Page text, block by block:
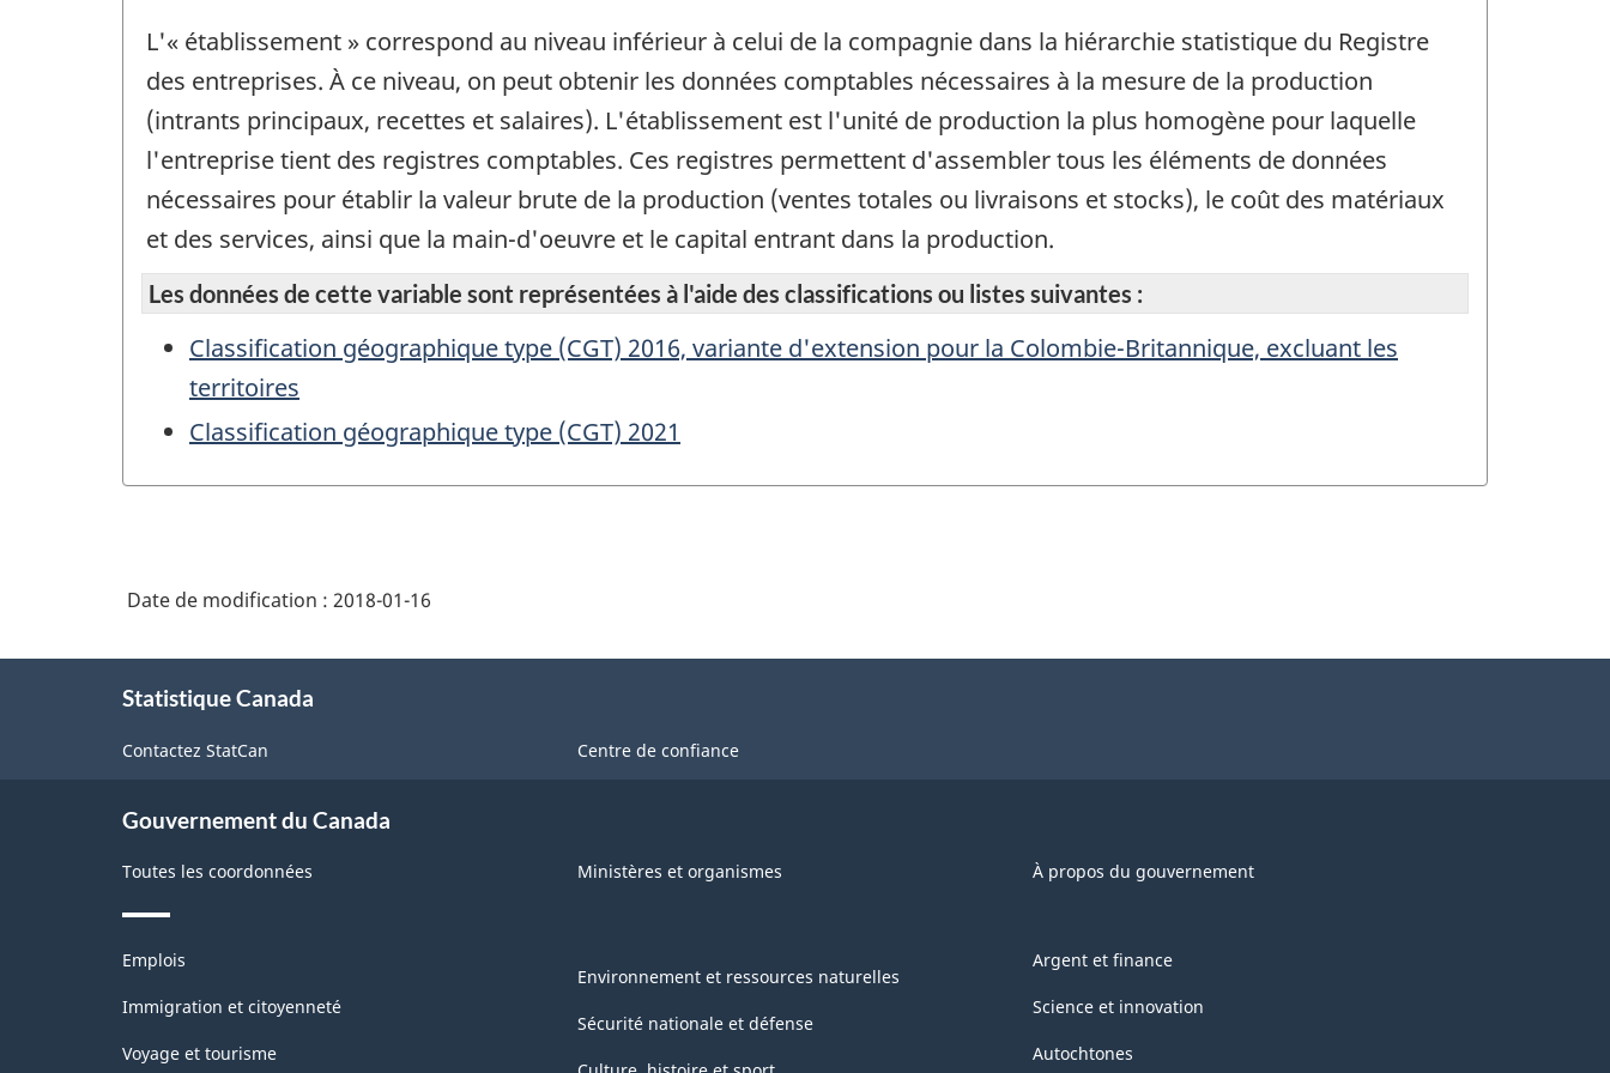
L'« établissement » correspond au niveau inférieur à celui de la compagnie dans la hiérarchie statistique du Registre
des entreprises. À ce niveau, on peut obtenir les données comptables nécessaires à la mesure de la production
(intrants principaux, recettes et salaires). L'établissement est l'unité de production la plus homogène pour laquelle
l'entreprise tient des registres comptables. Ces registres permettent d'assembler tous les éléments de données
nécessaires pour établir la valeur brute de la production (ventes totales ou livraisons et stocks), le coût des matériaux
et des services, ainsi que la main-d'oeuvre et le capital entrant dans la production.
Les données de cette variable sont représentées à l'aide des classifications ou listes suivantes :
Classification géographique type (CGT) 2016, variante d'extension pour la Colombie-Britannique, excluant les
territoires
Classification géographique type (CGT) 2021
Date de modification : 2018-01-16
Statistique Canada
Contactez StatCan Centre de confiance
Gouvernement du Canada
Toutes les coordonnées Ministères et organismes À propos du gouvernement
Thèmes
sujets
Emplois
Immigration et citoyenneté
Voyage et tourisme
Environnement et ressources naturelles
Sécurité nationale et défense
Argent et finance
Science et innovation
Autochtones